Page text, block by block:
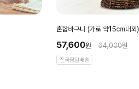
혼합바구니 (가로 약15cm내외)
57,600원 64,000원
전국당일배송